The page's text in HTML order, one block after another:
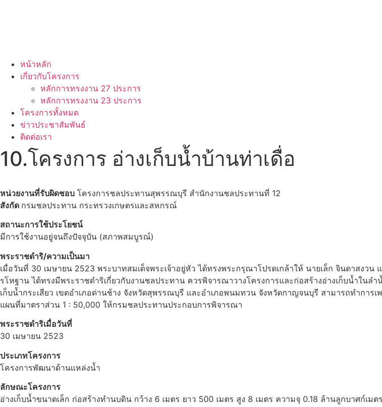
หน้าหลัก
เกี่ยวกับโครงการ
หลักการทรงงาน 27 ประการ
หลักการทรงงาน 23 ประการ
โครงการทั้งหมด
ข่าวประชาสัมพันธ์
ติดต่อเรา
10.โครงการ อ่างเก็บน้ำบ้านท่าเดื่อ
หน่วยงานที่รับผิดชอบ โครงการชลประทานสุพรรณบุรี สำนักงานชลประทานที่ 12
สังกัด กรมชลประทาน กระทรวงเกษตรและสหกรณ์
สถานะการใช้ประโยชน์
มีการใช้งานอยู่จนถึงปัจจุบัน (สภาพสมบูรณ์)
พระราชดำริ/ความเป็นมา
เมื่อวันที่ 30 เมษายน 2523 พระบาทสมเด็จพระเจ้าอยู่หัว ได้ทรงพระกรุณาโปรดเกล้าให้ นายเล็ก จินดาสงว
รโหฐาน ได้ทรงมีพระราชดำริเกี่ยวกับงานชลประทาน ควรพิจารณาวางโครงการและก่อสร้างอ่างเก็บน้ำใน
เก็บน้ำกระเสียว เขตอำเภอด่านช้าง จังหวัดสุพรรณบุรี และอำเภอพนมทวน จังหวัดกาญจนบุรี สามารถทำก
แผนที่มาตราส่วน 1 : 50,000 ให้กรมชลประทานประกอบการพิจารณา
พระราชดำริเมื่อวันที่
30 เมษายน 2523
ประเภทโครงการ
โครงการพัฒนาด้านแหล่งน้ำ
ลักษณะโครงการ
อ่างเก็บน้ำขนาดเล็ก ก่อสร้างทำนบดิน กว้าง 6 เมตร ยาว 500 เมตร สูง 8 เมตร ความจุ 0.18 ล้านลูกบาศก์เมตร